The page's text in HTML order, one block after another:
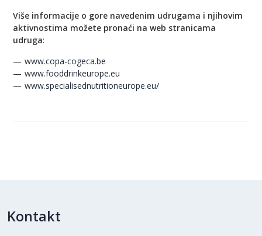
Više informacije o gore navedenim udrugama i njihovim
aktivnostima možete pronaći na web stranicama
udruga:
www.copa-cogeca.be
www.fooddrinkeurope.eu
www.specialisednutritioneurope.eu/
Kontakt